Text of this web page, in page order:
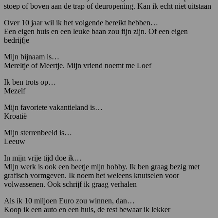
stoep of boven aan de trap of deuropening. Kan ik echt niet uitstaan
Over 10 jaar wil ik het volgende bereikt hebben…
Een eigen huis en een leuke baan zou fijn zijn. Of een eigen
bedrijfje
Mijn bijnaam is…
Mereltje of Meertje. Mijn vriend noemt me Loef
Ik ben trots op…
Mezelf
Mijn favoriete vakantieland is…
Kroatië
Mijn sterrenbeeld is…
Leeuw
In mijn vrije tijd doe ik…
Mijn werk is ook een beetje mijn hobby. Ik ben graag bezig met
grafisch vormgeven. Ik noem het weleens knutselen voor
volwassenen. Ook schrijf ik graag verhalen
Als ik 10 miljoen Euro zou winnen, dan…
Koop ik een auto en een huis, de rest bewaar ik lekker